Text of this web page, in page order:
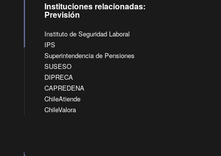
Instituciones relacionadas:
Previsión
Instituto de Seguridad Laboral
IPS
Superintendencia de Pensiones
SUSESO
DIPRECA
CAPREDENA
ChileAtiende
ChileValora